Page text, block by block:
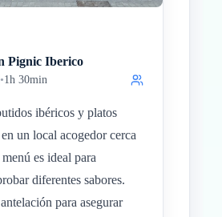
Pignic Iberico
•1h 30min
ibéricos y platos
un local acogedor cerca
es ideal para
diferentes sabores.
para asegurar